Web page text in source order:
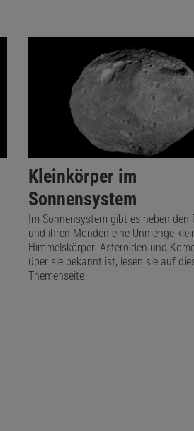
Kleinkörper im
Sonnensystem
Im Sonnensystem gibt es neben den
und ihren Monden eine Unmenge
Himmelskörper: Asteroiden und
über sie bekannt ist, lesen sie auf
Themenseite